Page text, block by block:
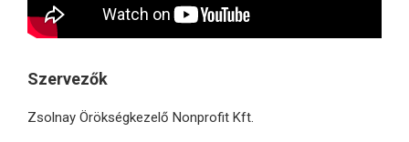
Szervezők
Zsolnay Örökségkezelő Nonprofit Kft.